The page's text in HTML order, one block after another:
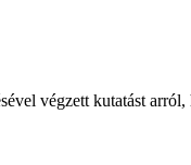
végzett kutatást